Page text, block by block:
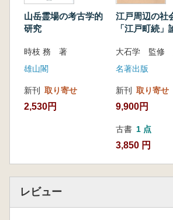
山岳霊場の考古学的
研究
時枝 務 著
雄山閣
新刊 取り寄せ
2,530円
江戸周辺の
「江戸町続」
名著出版
新刊 取り寄せ
9,900円
古書 1 点
3,850 円
レビュー